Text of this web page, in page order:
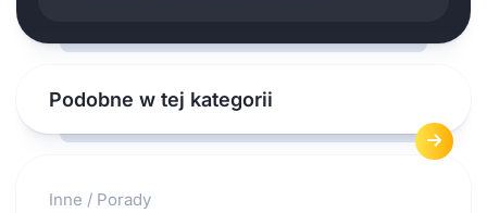
Podobne w tej kategorii
Inne / Porady